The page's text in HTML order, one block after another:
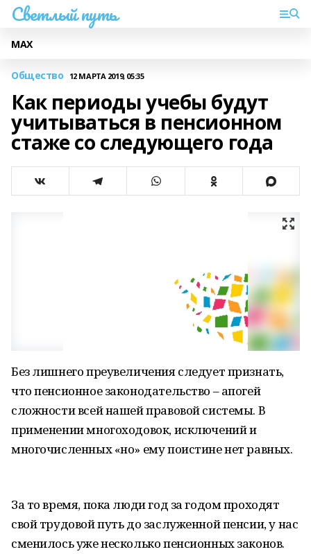
Светлый путь
МАХ
Общество 12 МАРТА 2019, 05:35
Как периоды учебы будут
учитываться в пенсионном
стаже со следующего года
Без лишнего преувеличения следует признать,
что пенсионное законодательство – апогей
сложности всей нашей правовой системы. В
применении многоходовок, исключений и
многочисленных «но» ему поистине нет равных.
За то время, пока люди год за годом проходят
свой трудовой путь до заслуженной пенсии, у нас
сменилось уже несколько пенсионных законов.